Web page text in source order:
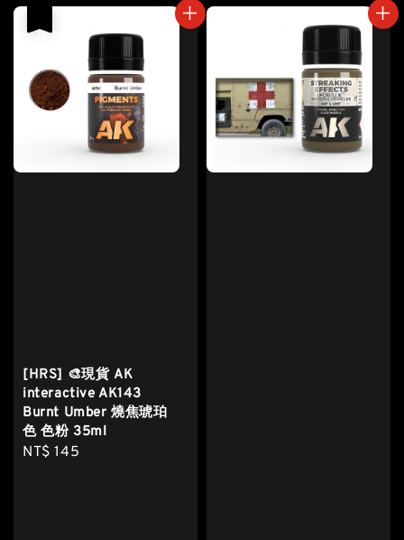
[HRS] 🎨現貨 AK
interactive AK143
Burnt Umber 燒焦琥珀
色 色粉 35ml
Regular
NT$ 145